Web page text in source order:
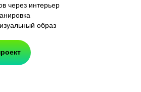
через интерьер
образ